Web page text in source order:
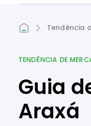
Tendência
TENDÊNCIA DE
Guia
Araxá